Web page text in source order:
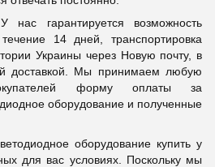
нас гарантируется возможность
14 дней, транспортировка
Украины через Новую почту, в
доставкой. Мы принимаем любую
форму оплаты за
оборудование и полученные
оборудование купить у
для вас условиях. Поскольку мы